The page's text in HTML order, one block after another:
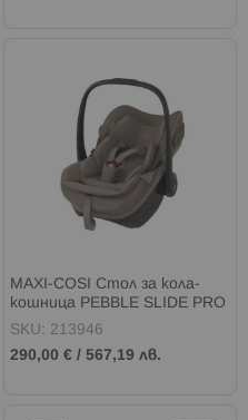
MAXI-COSI Стол за кола-
кошница PEBBLE SLIDE PRO
I-SIZE (40-87см) OAK
SKU: 213946
290,00 € / 567,19 лв.